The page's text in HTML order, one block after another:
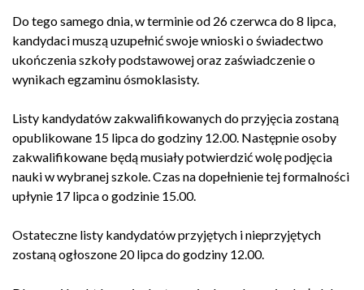
Do tego samego dnia, w terminie od 26 czerwca do 8 lipca,
kandydaci muszą uzupełnić swoje wnioski o świadectwo
ukończenia szkoły podstawowej oraz zaświadczenie o
wynikach egzaminu ósmoklasisty.
Listy kandydatów zakwalifikowanych do przyjęcia zostaną
opublikowane 15 lipca do godziny 12.00. Następnie osoby
zakwalifikowane będą musiały potwierdzić wolę podjęcia
nauki w wybranej szkole. Czas na dopełnienie tej formalności
upłynie 17 lipca o godzinie 15.00.
Ostateczne listy kandydatów przyjętych i nieprzyjętych
zostaną ogłoszone 20 lipca do godziny 12.00.